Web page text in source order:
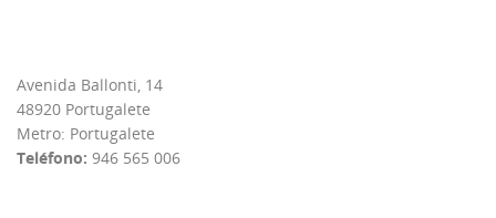
Avenida Ballonti, 14
48920 Portugalete
Metro: Portugalete
Teléfono: 946 565 006